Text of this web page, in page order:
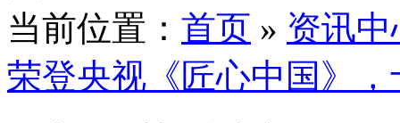
当前位置： 首页 » 资讯中
荣登央视《匠心中国》